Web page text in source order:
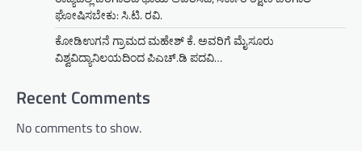
ಘೋಷಿಸಬೇಕು: ಸಿ.ಟಿ. ರವಿ.
ಕೋಡಿಉಗನೆ ಗ್ರಾಮದ ಮಹೇಶ್ ಕೆ. ಅವರಿಗೆ ಮೈಸೂರು
ವಿಶ್ವವಿದ್ಯಾನಿಲಯದಿಂದ ಪಿಎಚ್.ಡಿ ಪದವಿ…
Recent Comments
No comments to show.